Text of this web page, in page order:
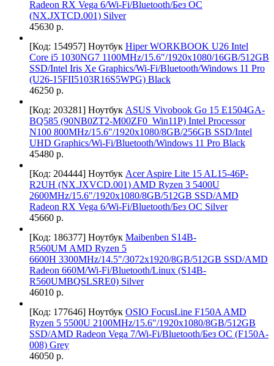
Radeon RX Vega 6/Wi-Fi/Bluetooth/Без ОС
(NX.JXTCD.001) Silver
45630 р.
[Код: 154957] Ноутбук Hiper WORKBOOK U26 Intel
Core i5 1030NG7 1100MHz/15.6"/1920x1080/16GB/512GB
SSD/Intel Iris Xe Graphics/Wi-Fi/Bluetooth/Windows 11 Pro
(U26-15FII5103R16S5WPG) Black
46250 р.
[Код: 203281] Ноутбук ASUS Vivobook Go 15 E1504GA-
BQ585 (90NB0ZT2-M00ZF0_Win11P) Intel Processor
N100 800MHz/15.6"/1920x1080/8GB/256GB SSD/Intel
UHD Graphics/Wi-Fi/Bluetooth/Windows 11 Pro Black
45480 р.
[Код: 204444] Ноутбук Acer Aspire Lite 15 AL15-46P-
R2UH (NX.JXVCD.001) AMD Ryzen 3 5400U
2600MHz/15.6"/1920х1080/8GB/512GB SSD/AMD
Radeon RX Vega 6/Wi-Fi/Bluetooth/Без ОС Silver
45660 р.
[Код: 186377] Ноутбук Maibenben S14B-
R560UM AMD Ryzen 5
6600H 3300MHz/14.5"/3072x1920/8GB/512GB SSD/AMD
Radeon 660M/Wi-Fi/Bluetooth/Linux (S14B-
R560UMBQSLSRE0) Silver
46010 р.
[Код: 177646] Ноутбук OSIO FocusLine F150A AMD
Ryzen 5 5500U 2100MHz/15.6"/1920x1080/8GB/512GB
SSD/AMD Radeon Vega 7/Wi-Fi/Bluetooth/Без ОС (F150A-
008) Grey
46050 р.